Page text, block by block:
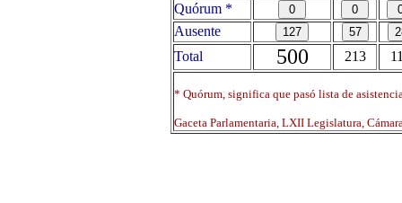
Quórum *
Ausente
Total
500 213
* Quórum, significa que pasó lista de
Gaceta Parlamentaria, LXII Legislatura,